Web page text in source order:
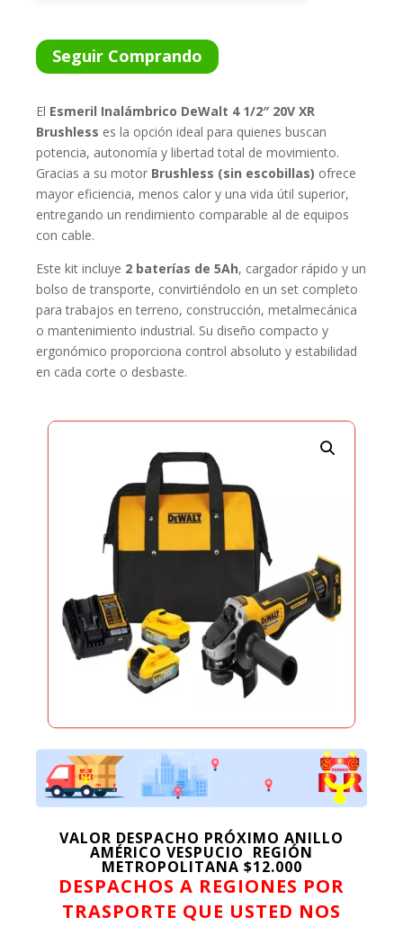
2BAT
5A
CARGA+
BOLSO
CANTIDAD
Seguir Comprando
El Esmeril Inalámbrico DeWalt 4 1/2″ 20V XR
Brushless es la opción ideal para quienes buscan
potencia, autonomía y libertad total de movimiento.
Gracias a su motor Brushless (sin escobillas) ofrece
mayor eficiencia, menos calor y una vida útil superior,
entregando un rendimiento comparable al de equipos
con cable.
Este kit incluye 2 baterías de 5Ah, cargador rápido y un
bolso de transporte, convirtiéndolo en un set completo
para trabajos en terreno, construcción, metalmecánica
o mantenimiento industrial. Su diseño compacto y
ergonómico proporciona control absoluto y estabilidad
en cada corte o desbaste.
VALOR DESPACHO PRÓXIMO ANILLO
AMÉRICO VESPUCIO REGIÓN
METROPOLITANA $12.000
DESPACHOS A REGIONES POR
TRASPORTE QUE USTED NOS